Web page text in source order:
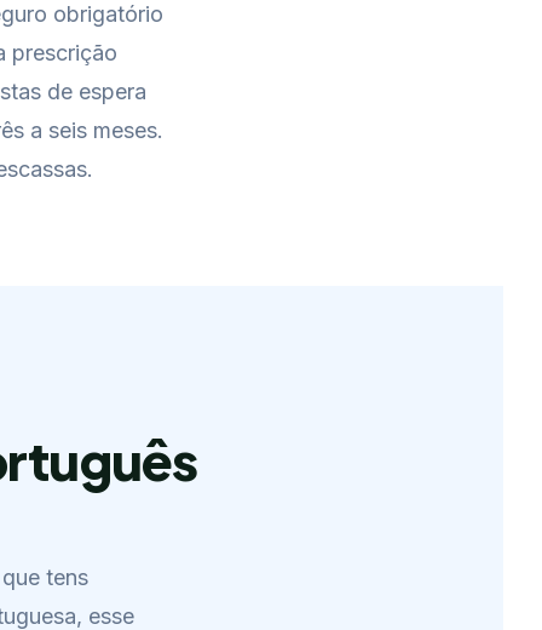
obrigatório
prescrição
de espera
a seis meses.
tens
esse